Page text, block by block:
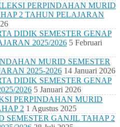
PERPINDAHAN MURID
2 TAHUN PELAJARAN
DIDIK SEMESTER GENAP
2025/2026 5 Februari
MURID SEMESTER
2025-2026 14 Januari 2026
DIDIK SEMESTER GENAP
2026 5 Januari 2026
PERPINDAHAN MURID
2 1 Agustus 2025
SEMESTER GANJIL TAHAP 2